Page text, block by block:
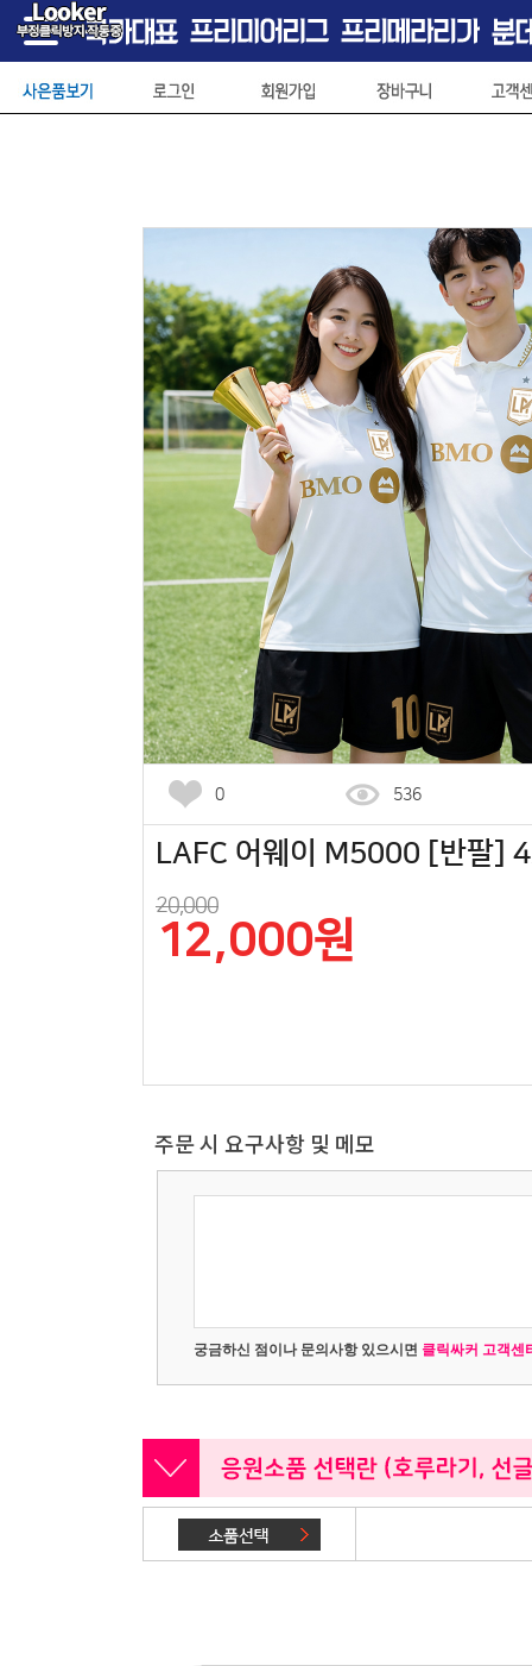
0 536
LAFC 어웨이 M5000 [반팔]
20,000
12,000원
주문 시 요구사항 및 메모
궁금하신 점이나 문의사항 있으시면 클릭싸커 고객센